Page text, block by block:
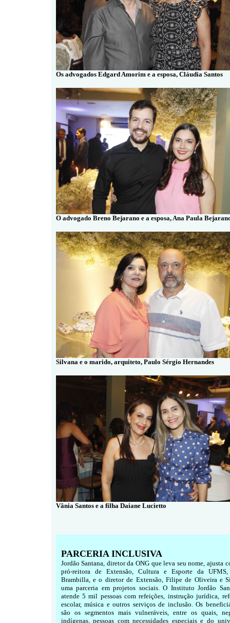
Os advogados Edgard Amorim e a esposa, Cláudia Santos
O advogado Breno Bejarano e a esposa, Ana Paula
Silvana e o marido, arquiteto, Paulo Sérgio Hernandes
Vânia Santos e a filha Daiane Lucietto
PARCERIA INCLUSIVA
Jordão Santana, diretor da ONG que leva seu nome, ajusta
pró-reitora de Extensão, Cultura e Esporte da
Brambilla, e o diretor de Extensão, Filipe de Oliveira e
uma parceria em projetos sociais. O Instituto Jordão
atende 5 mil pessoas com refeições, instrução jurídica,
escolar, música e outros serviços de inclusão. Os
são os segmentos mais vulneráveis, entre os quais,
indígenas, pessoas com necessidades especiais e do